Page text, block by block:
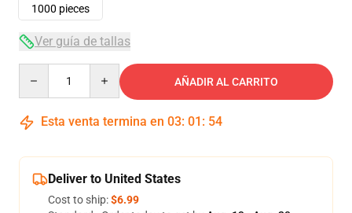
1000 pieces
Ver guía de tallas
AÑADIR AL CARRITO
Esta venta termina en 03: 01 : 54
Deliver to United States
Cost to ship:$6.99